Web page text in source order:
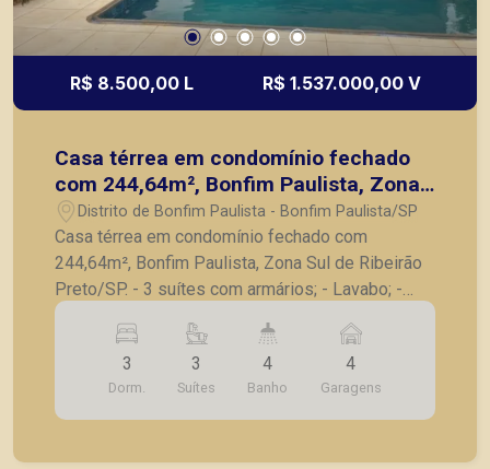
R$ 8.500,00 L R$ 1.537.000,00 V
Casa térrea em condomínio fechado
com 244,64m², Bonfim Paulista, Zona
Sul de Ribeirão Preto/SP.
Distrito de Bonfim Paulista - Bonfim Paulista/SP
Casa térrea em condomínio fechado com
244,64m², Bonfim Paulista, Zona Sul de Ribeirão
Preto/SP. - 3 suítes com armários; - Lavabo; -
Sala 2 ambientes; - Cozinha; - Área de serviço; -
Varanda gourmet com churrasqueira; - Piscina; - 2
vagas de garagem. A Piramid tem como objetivo
atender seus clientes com agilidade e segurança,
em locação, vendas de imóveis prontos, usados
3
Dorm.
3
Suítes
4
Banho
4
Garagens